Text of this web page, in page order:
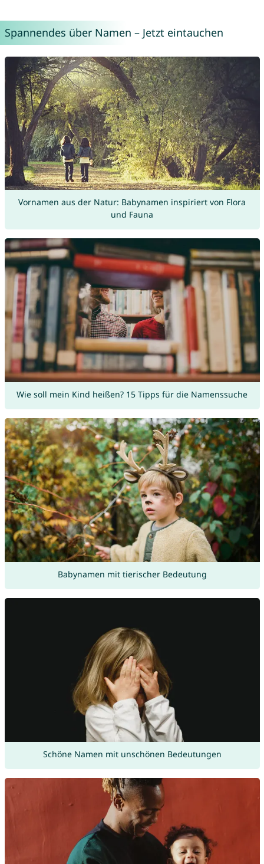
Spannendes über Namen – Jetzt eintauchen
Vornamen aus der Natur: Babynamen inspiriert von Flora
und Fauna
Wie soll mein Kind heißen? 15 Tipps für die Namenssuche
Babynamen mit tierischer Bedeutung
Schöne Namen mit unschönen Bedeutungen